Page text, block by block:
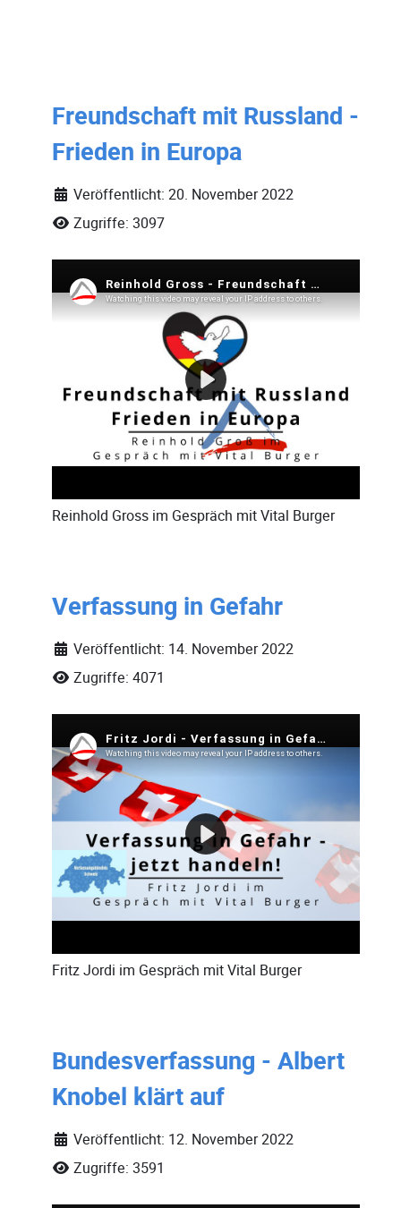
Freundschaft mit Russland -
Frieden in Europa
Veröffentlicht: 20. November 2022
Zugriffe: 3097
Reinhold Gross im Gespräch mitVital Burger
Verfassung in Gefahr
Veröffentlicht: 14. November 2022
Zugriffe: 4071
Fritz Jordi im Gespräch mitVital Burger
Bundesverfassung - Albert
Knobel klärt auf
Veröffentlicht: 12. November 2022
Zugriffe: 3591